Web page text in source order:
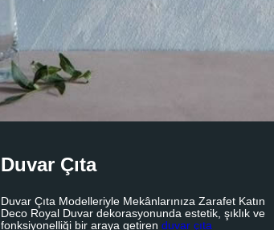
Duvar Çıta
Duvar Çıta Modelleriyle Mekânlarınıza Zarafet Katın
Deco Royal Duvar dekorasyonunda estetik, şıklık ve
fonksiyonelliği bir araya getiren duvar çıta